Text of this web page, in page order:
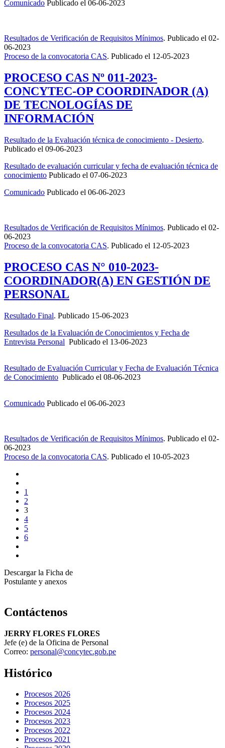
Comunicado Publicado el 06-06-2023
Resultados de Verificación de Requisitos Mínimos. Publicado el 02-
06-2023
Proceso de la convocatoria CAS. Publicado el 12-05-2023
PROCESO CAS Nº 011-2023-
CONCYTEC-OP COORDINADOR (A)
DE TECNOLOGÍAS DE
INFORMACIÓN
Resultado de la Evaluación técnica de conocimiento - Desierto.
Publicado el 09-06-2023
Resultado de evaluación curricular y fecha de evaluación técnica de
conocimiento Publicado el 07-06-2023
Comunicado Publicado el 06-06-2023
Resultados de Verificación de Requisitos Mínimos. Publicado el 02-
06-2023
Proceso de la convocatoria CAS. Publicado el 12-05-2023
PROCESO CAS N° 010-2023-
COORDINADOR(A) EN GESTIÓN DE
PERSONAL
Resultado Final. Publicado 15-06-2023
Resultados de la Evaluación de Conocimientos y Fecha de
Entrevista Personal Publicado el 13-06-2023
Resultado de Evaluación Curricular y Fecha de Evaluación Técnica
de Conocimiento Publicado el 08-06-2023
Comunicado Publicado el 06-06-2023
Resultados de Verificación de Requisitos Mínimos. Publicado el 02-
06-2023
Proceso de la convocatoria CAS. Publicado el 10-05-2023
1
2
3
4
5
6
Descargar la Ficha de
Postulante y anexos
Contáctenos
JERRY FLORES FLORES
Jefe (e) de la Oficina de Personal
Correo: personal@concytec.gob.pe
Histórico
Procesos 2026
Procesos 2025
Procesos 2024
Procesos 2023
Procesos 2022
Procesos 2021